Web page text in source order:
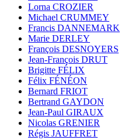
Lorna CROZIER
Michael CRUMMEY
Francis DANNEMARK
Marie DERLEY
François DESNOYERS
Jean-François DRUT
Brigitte FÉLIX
Félix FÉNÉON
Bernard FRIOT
Bertrand GAYDON
Jean-Paul GIRAUX
Nicolas GRENIER
Régis JAUFFRET